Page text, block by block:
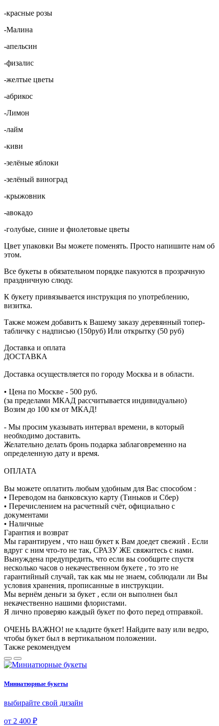
-красные розы
-Малина
-апельсин
-физалис
-желтые цветы
-абрикос
-Лимон
-лайм
-киви
-зелёные яблоки
-зелёный виноград
-крыжовник
-авокадо
-голубые, синие и фиолетовые цветы
Цвет упаковки Вы можете поменять. Просто напишите нам об
этом.
Все букеты в обязательном порядке пакуются в прозрачную
праздничную слюду.
К букету привязывается инструкция по употреблению,
визитка.
Также можем добавить к Вашему заказу деревянный топер-
табличку с надписью (150руб) Или открытку (50 руб)
Доставка и оплата
ДОСТАВКА
Доставка осуществляется по городу Москва и в области.
• Цена по Москве - 500 руб.
(за пределами МКАД рассчитывается индивидуально)
Возим до 100 км от МКАД!
- Мы просим указывать интервал времени, в который
необходимо доставить.
Желательно делать бронь подарка заблаговременно на
определенную дату и время.
ОПЛАТА
Вы можете оплатить любым удобным для Вас способом :
• Переводом на банковскую карту (Тиньков и Сбер)
• Перечислением на расчетный счёт, официально с
документами
• Наличные
Гарантия и возврат
Мы гарантируем , что наш букет к Вам доедет свежий . Если
вдруг с ним что-то не так, СРАЗУ ЖЕ свяжитесь с нами.
Вынуждена предупредить, что если вы сообщите спустя
несколько часов о некачественном букете , то это не
гарантийный случай, так как мы не знаем, соблюдали ли Вы
условия хранения, прописанные в инструкции.
Мы вернём деньги за букет , если он выполнен был
некачественно нашими флористами.
Я лично проверяю каждый букет по фото перед отправкой.
ОЧЕНЬ ВАЖНО! не кладите букет! Найдите вазу или ведро,
чтобы букет был в вертикальном положении.
Также рекомендуем
Миниатюрные букеты
выбирайте свой дизайн
от 2 400 ₽